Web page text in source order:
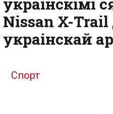
Nissan X-Trail
украінскай
Спорт